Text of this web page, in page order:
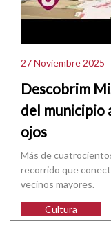
27 Noviembre 2025
Descobrim
del municipio
ojos
Más de
recorrido que
vecinos mayores.
Cultura